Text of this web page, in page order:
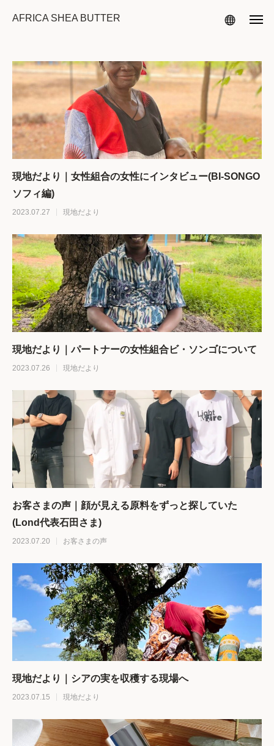
AFRICA SHEA BUTTER
現地だより｜女性組合の女性にインタビュー(BI-SONGO
ソフィ編)
2023.07.27 現地だより
現地だより｜パートナーの女性組合ビ・ソンゴについて
2023.07.26 現地だより
お客さまの声｜顔が見える原料をずっと探していた
(Lond代表石田さま)
2023.07.20 お客さまの声
現地だより｜シアの実を収穫する現場へ
2023.07.15 現地だより